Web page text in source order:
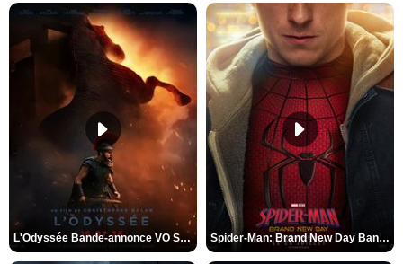
L'Odyssée Bande-annonce VO STFR Spider-Man: Brand New Day Bande-annonce VO STFR